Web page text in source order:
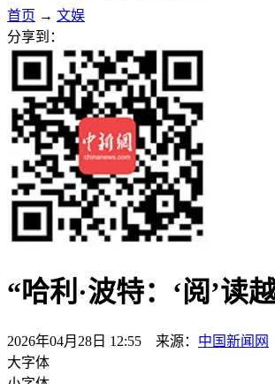
首页 → 文娱
分享到：
“哈利·波特：‘阅’读
2026年04月28日 12:55 来源： 中国新闻网
大字体